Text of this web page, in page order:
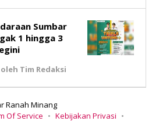
Sumbar
1 hingga 3
oleh Tim Redaksi
Ranah Minang
Of Service
Kebijakan Privasi